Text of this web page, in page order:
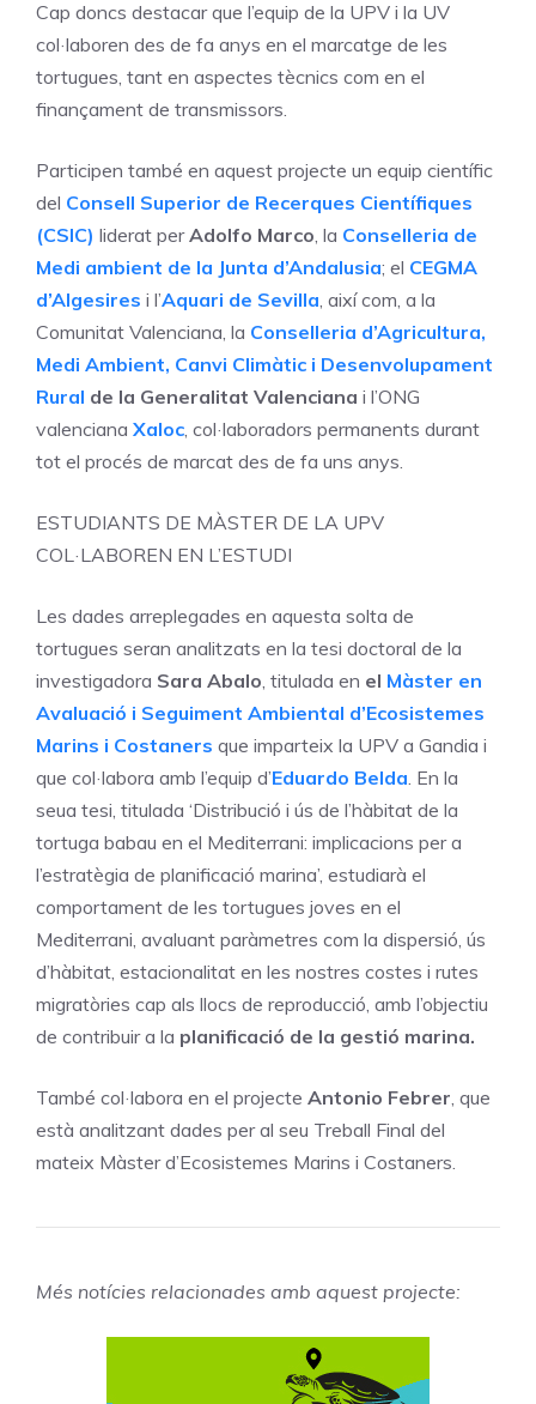
Cap doncs destacar que l’equip de la UPV i la UV
col·laboren des de fa anys en el marcatge de les
tortugues, tant en aspectes tècnics com en el
finançament de transmissors.
Participen també en aquest projecte un equip científic
del Consell Superior de Recerques Científiques
(CSIC) liderat perAdolfo Marco, la Conselleria de
Medi ambient de la Junta d’Andalusia; el CEGMA
d’Algesires i l’Aquari de Sevilla, així com, a la
Comunitat Valenciana, la Conselleria d’Agricultura,
Medi Ambient, Canvi Climàtic i Desenvolupament
Rural de la Generalitat Valenciana i l’ONG
valenciana Xaloc, col·laboradors permanents durant
tot el procés de marcat des de fa uns anys.
ESTUDIANTS DE MÀSTER DE LA UPV
COL·LABOREN EN L’ESTUDI
Les dades arreplegades en aquesta solta de
tortugues seran analitzats en la tesi doctoral de la
investigadora Sara Abalo, titulada en el Màster en
Avaluació i Seguiment Ambiental d’Ecosistemes
Marins i Costaners que imparteix la UPV a Gandia i
que col·labora amb l’equip d’Eduardo Belda. En la
seua tesi, titulada ‘Distribució i ús de l’hàbitat de la
tortuga babau en el Mediterrani: implicacions per a
l’estratègia de planificació marina’, estudiarà el
comportament de les tortugues joves en el
Mediterrani, avaluant paràmetres com la dispersió, ús
d’hàbitat, estacionalitat en les nostres costes i rutes
migratòries cap als llocs de reproducció, amb l’objectiu
de contribuir a la planificació de la gestió marina.
També col·labora en el projecte Antonio Febrer, que
està analitzant dades per al seu Treball Final del
mateix Màster d’Ecosistemes Marins i Costaners.
Més notícies relacionades amb aquest projecte: